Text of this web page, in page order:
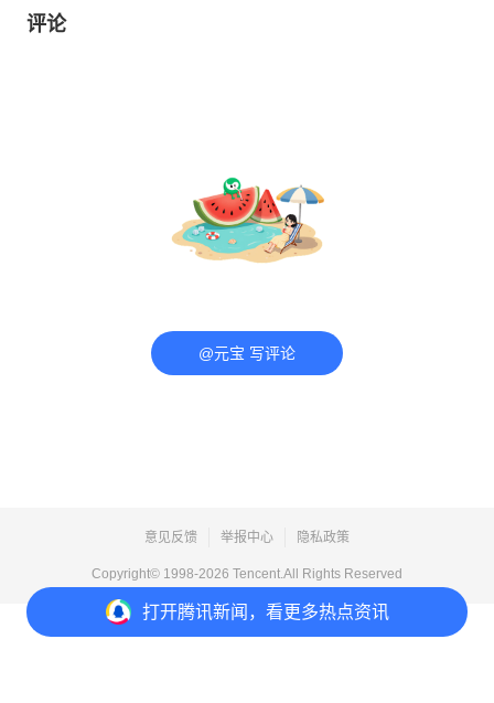
打开腾讯新闻，看更多热点资讯
评论
@元宝 写评论
意见反馈 举报中心 隐私政策
Copyright© 1998-2026 Tencent.All Rights Reserved